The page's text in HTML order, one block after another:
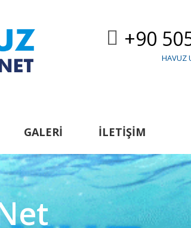
+90
HAVUZ
GALERI İLETIŞIM